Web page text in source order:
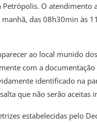
Petrópolis. O
das 08h30min às
ao local munido
com a
identificado na
que não serão aceitas
estabelecidas pelo